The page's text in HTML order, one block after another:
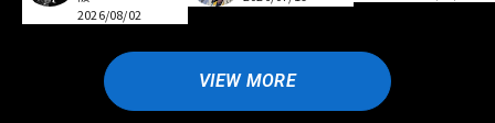
2026/08/02
VIEW MORE